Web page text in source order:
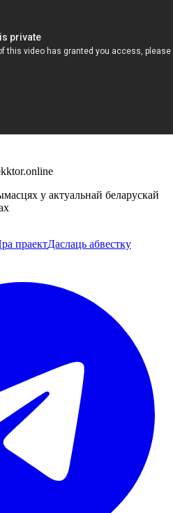
у актуальнай беларускай
праектДаслаць абвестку